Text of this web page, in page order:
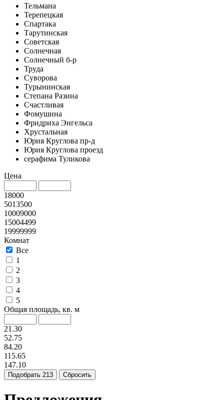
Тельмана
Терепецкая
Спартака
Тарутинская
Советская
Солнечная
Солнечный б-р
Труда
Суворова
Турынинская
Степана Разина
Счастливая
Фомушина
Фридриха Энгельса
Хрустальная
Юрия Круглова пр-д
Юрия Круглова проезд
серафима Туликова
Цена
18000
5013500
10009000
15004499
19999999
Комнат
Все
1
2
3
4
5
Общая площадь, кв. м
21.30
52.75
84.20
115.65
147.10
Подобрать 213 Сбросить